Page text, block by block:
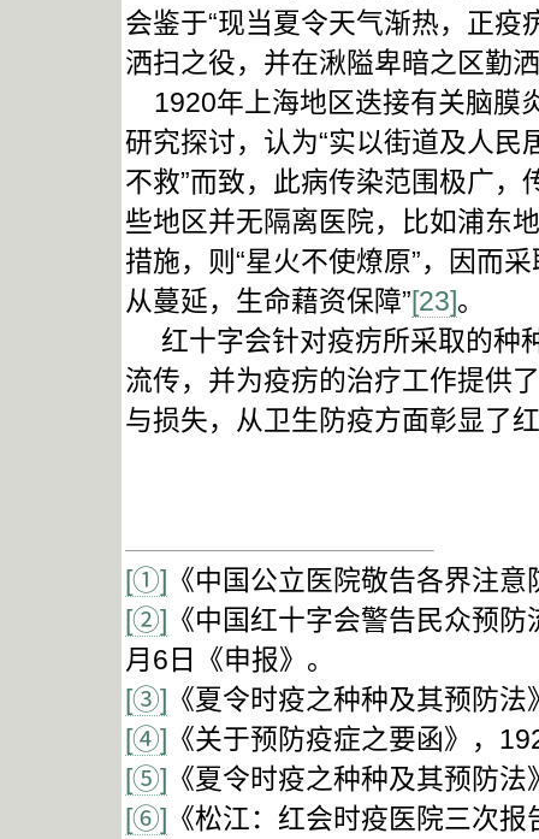
会鉴于“现当夏令天气渐热，正疫
洒扫之役，并在湫隘卑暗之区勤
1920年上海地区迭接有关脑膜
研究探讨，认为“实以街道及人
不救”而致，此病传染范围极广
些地区并无隔离医院，比如浦东
措施，则“星火不使燎原”，因而
从蔓延，生命藉资保障”[23]。
红十字会针对疫疠所采取的种
流传，并为疫疠的治疗工作提供
与损失，从卫生防疫方面彰显了
[①] 《中国公立医院敬告各界注
[②] 《中国红十字会警告民众预
月6日《申报》。
[③] 《夏令时疫之种种及其预防
[④] 《关于预防疫症之要函》，
[⑤] 《夏令时疫之种种及其预防
[⑥] 《松江：红会时疫医院三次